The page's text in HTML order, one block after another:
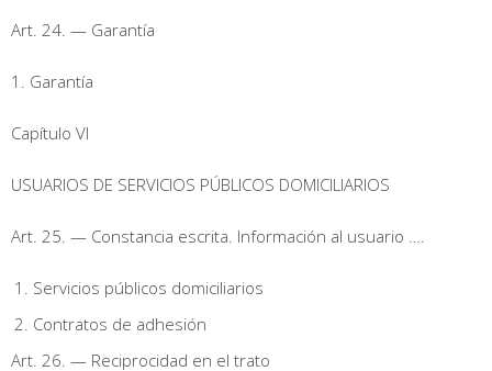
Art. 24. — Garantía
1. Garantía
Capítulo VI
USUARIOS DE SERVICIOS PÚBLICOS DOMICILIARIOS
Art. 25. — Constancia escrita. Información al usuario ….
Servicios públicos domiciliarios
Contratos de adhesión
Art. 26. — Reciprocidad en el trato